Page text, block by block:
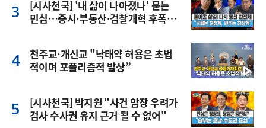
[시사천국] '내 삶이 나아졌나' 묻는
민심…증시·부동산·검찰개혁 후폭
천주교·개신교 "낙태약 허용은 초법
적이며 포퓰리즘적 발상”
[시사천국] 박지원 "사건 암장 우려가
검사 수사권 유지 근거 될 수 없어"